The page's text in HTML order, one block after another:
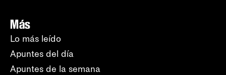
Más
Lo más leído
Apuntes del día
Apuntes de la semana